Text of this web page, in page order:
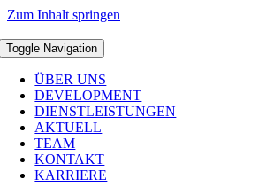
Zum Inhalt springen
Toggle Navigation
ÜBER UNS
DEVELOPMENT
DIENSTLEISTUNGEN
AKTUELL
TEAM
KONTAKT
KARRIERE